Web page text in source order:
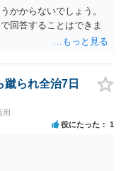
かからないでしょう。
回答することはできま
られ全治7日
用
役にたった 1